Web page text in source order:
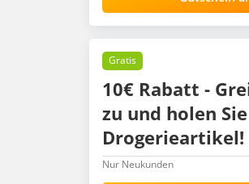
Gratis
10€ Rabatt -
zu und holen
Drogerieartikel!
Nur Neukunden